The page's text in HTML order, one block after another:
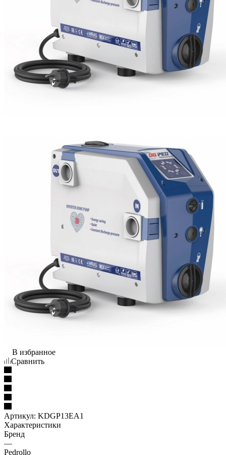
В избранное
Сравнить
Артикул: KDGP13EA1
Характеристики
Бренд
—
Pedrollo